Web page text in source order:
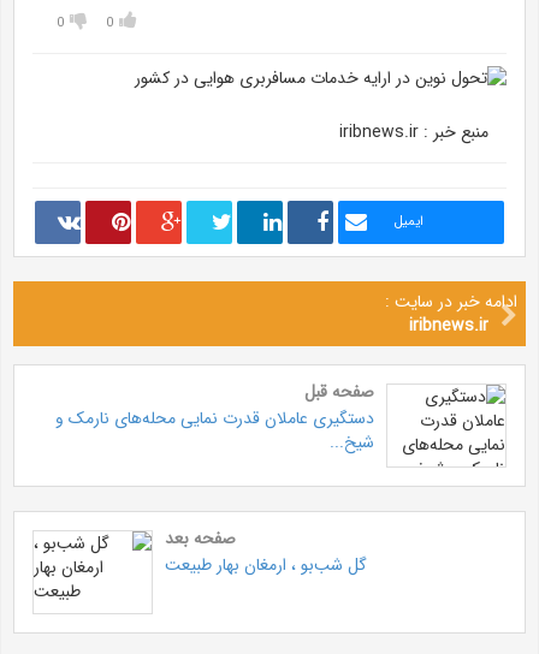
0
0
منبع خبر : iribnews.ir
ایمیل
ادامه خبر در سایت :
iribnews.ir
صفحه قبل
دستگیری عاملان قدرت نمایی محله‌های نارمک و
شیخ...
صفحه بعد
گل شب‌بو ، ارمغان بهار طبیعت